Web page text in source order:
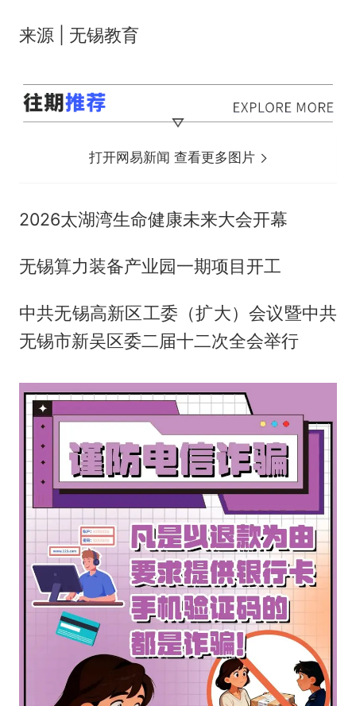
来源 | 无锡教育
打开网易新闻 查看更多图片
2026太湖湾生命健康未来大会开幕
无锡算力装备产业园一期项目开工
中共无锡高新区工委（扩大）会议暨中共
无锡市新吴区委二届十二次全会举行